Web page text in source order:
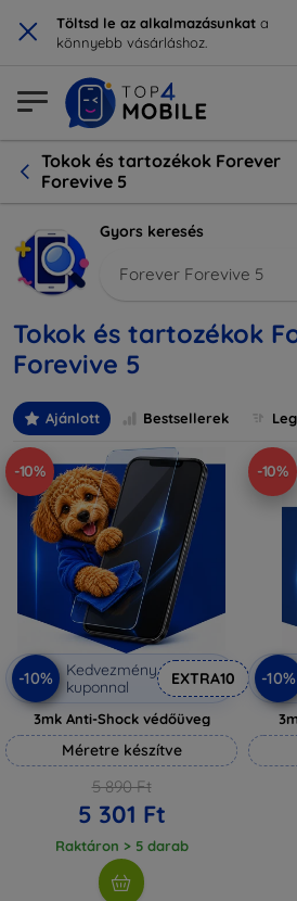
× Töltsd le az alkalmazásunkat a
könnyebb vásárláshoz.
Tokok és tartozékok Forever
Forevive 5
Gyors keresés
Forever Forevive 5
Tokok és tartozékok
Forevive 5
Ajánlott Bestsellerek
-10%
-10%
Kedvezmény
kuponnal
EXTRA10
3mk Anti-Shock védőüveg
Méretre készítve
5 890 Ft
5 301 Ft
Raktáron > 5 darab
-10%
-10%